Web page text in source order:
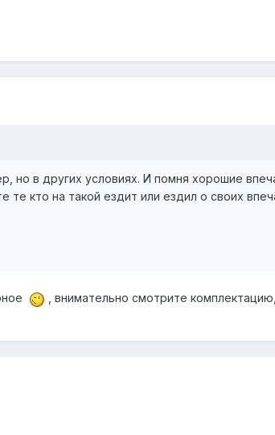
но в других условиях. И помня хорошие
кто на такой ездит или ездил о своих
, внимательно смотрите